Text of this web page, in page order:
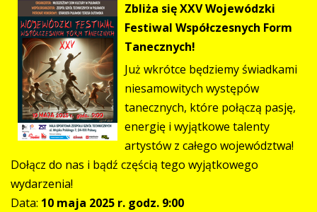
Zbliża się XXV Wojewódzki
Festiwal Współczesnych Form
Tanecznych!
Już wkrótce będziemy świadkami
niesamowitych występów
tanecznych, które połączą pasję,
energię i wyjątkowe talenty
artystów z całego województwa!
Dołącz do nas i bądź częścią tego wyjątkowego
wydarzenia!
Data: 10 maja 2025 r. godz. 9:00